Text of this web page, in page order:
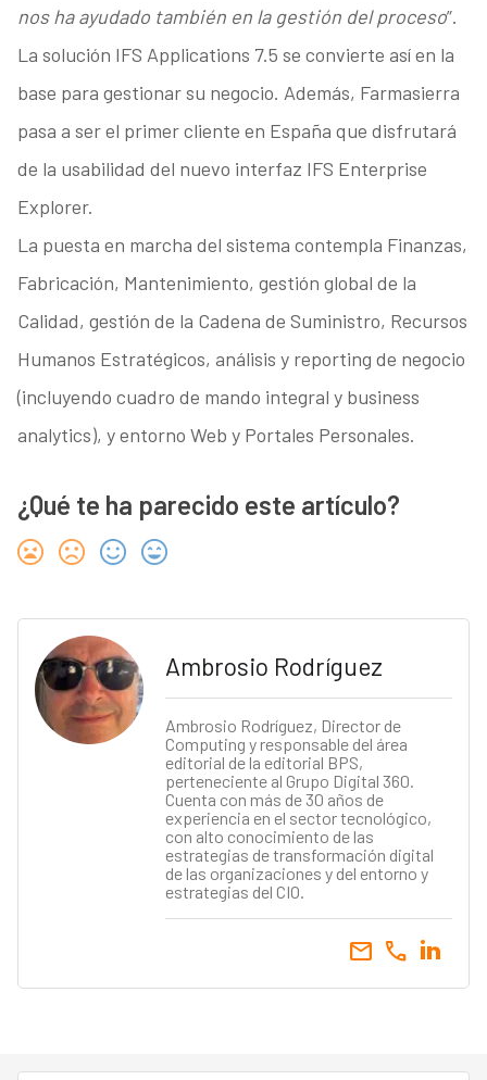
nos ha ayudado también en la gestión del proceso”.
La solución IFS Applications 7.5 se convierte así en la
base para gestionar su negocio. Además, Farmasierra
pasa a ser el primer cliente en España que disfrutará
de la usabilidad del nuevo interfaz IFS Enterprise
Explorer.
La puesta en marcha del sistema contempla Finanzas,
Fabricación, Mantenimiento, gestión global de la
Calidad, gestión de la Cadena de Suministro, Recursos
Humanos Estratégicos, análisis y reporting de negocio
(incluyendo cuadro de mando integral y business
analytics), y entorno Web y Portales Personales.
¿Qué te ha parecido este artículo?
Ambrosio Rodríguez
Ambrosio Rodríguez, Director de
Computing y responsable del área
editorial de la editorial BPS,
perteneciente al Grupo Digital 360.
Cuenta con más de 30 años de
experiencia en el sector tecnológico,
con alto conocimiento de las
estrategias de transformación digital
de las organizaciones y del entorno y
estrategias del CIO.
call
email